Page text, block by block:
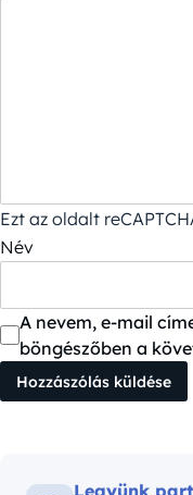
Ezt az oldalt
Név
A nevem, e-mail
böngészőben a